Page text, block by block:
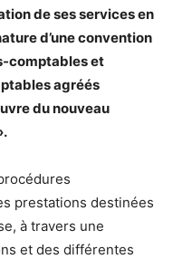
de ses services en
d’une convention
comptables et
agréés
du nouveau
prestations destinées
à travers une
et des différentes